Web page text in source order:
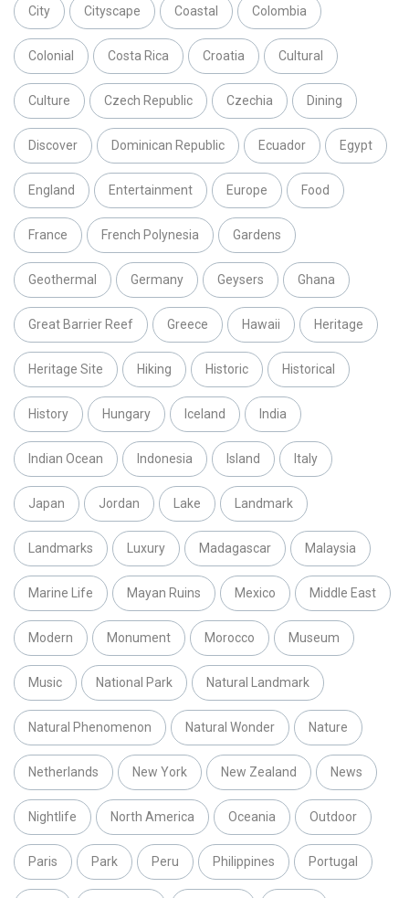
City Cityscape Coastal Colombia
Colonial Costa Rica Croatia Cultural
Culture Czech Republic Czechia Dining
Discover Dominican Republic Ecuador Egypt
England Entertainment Europe Food
France French Polynesia Gardens
Geothermal Germany Geysers Ghana
Great Barrier Reef Greece Hawaii Heritage
Heritage Site Hiking Historic Historical
History Hungary Iceland India
Indian Ocean Indonesia Island Italy
Japan Jordan Lake Landmark
Landmarks Luxury Madagascar Malaysia
Marine Life Mayan Ruins Mexico Middle East
Modern Monument Morocco Museum
Music National Park Natural Landmark
Natural Phenomenon Natural Wonder Nature
Netherlands New York New Zealand News
Nightlife North America Oceania Outdoor
Paris Park Peru Philippines Portugal